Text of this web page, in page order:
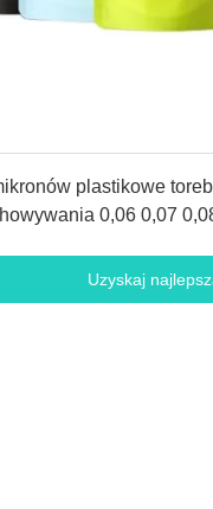
plastikowe
0,06 0,07
Uzyskaj